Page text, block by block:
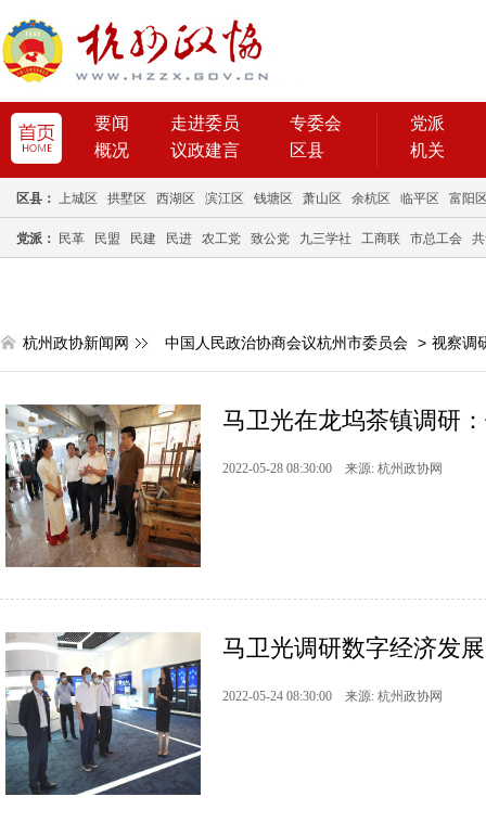
要闻 走进委员
专委会
概况
议政建言 区县
党派
机关
区县： 上城区 拱墅区 西湖区 滨江区 钱塘区 萧山区 余杭区 临平区 富阳
党派： 民革 民盟 民建 民进 农工党 致公党 九三学社 工商联 市总工会
杭州政协新闻网 中国人民政治协商会议杭州市委员会 > 视察调
马卫光在龙坞茶镇调研
2022-05-28 08:30:00 来源: 杭州政协网
马卫光调研数字经济发
2022-05-24 08:30:00 来源: 杭州政协网